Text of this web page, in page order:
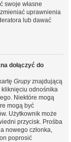
swoje własne
uprawnienia
lub dawać
dołączyć do
Grupyznajdującą
kliknięciu odnośnika
Niektóre mogą
mogą być
Użytkownik może
przycisk. Prośba
nowego członka,
poprosić